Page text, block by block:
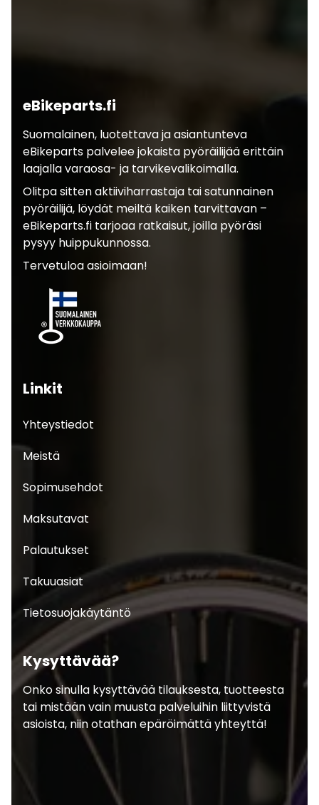
eBikeparts.fi
Suomalainen, luotettava ja asiantunteva
eBikeparts palvelee jokaista pyöräilijää erittäin
laajalla varaosa- ja tarvikevalikoimalla.
Olitpa sitten aktiiviharrastaja tai satunnainen
pyöräilijä, löydät meiltä kaiken tarvittavan –
eBikeparts.fi tarjoaa ratkaisut, joilla pyöräsi
pysyy huippukunnossa.
Tervetuloa asioimaan!
Linkit
Yhteystiedot
Meistä
Sopimusehdot
Maksutavat
Palautukset
Takuuasiat
Tietosuojakäytäntö
Kysyttävää?
Onko sinulla kysyttävää tilauksesta, tuotteesta
tai mistään vain muusta palveluihin liittyvistä
asioista, niin otathan epäröimättä yhteyttä!